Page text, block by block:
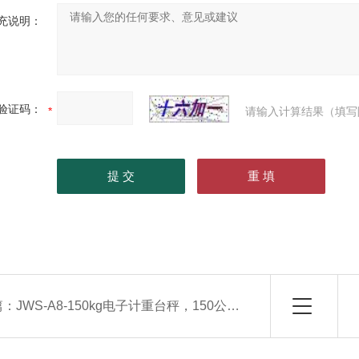
说明：
证码： 请输入计算结果（填
：JWS-A8-150kg电子计重台秤，150公斤电子秤带电脑接口